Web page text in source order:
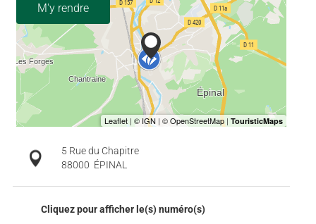
M'y rendre
5 Rue du Chapitre
88000 ÉPINAL
Cliquez pour afficher le(s) numéro(s)